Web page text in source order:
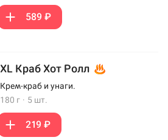
589 ₽
XL Краб Хот Ролл
Крем-краб и унаги.
180 г · 5 шт.
219 ₽